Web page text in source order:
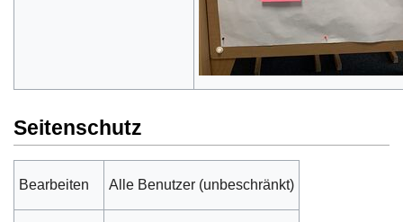
Seitenschutz
Bearbeiten Alle Benutzer (unbeschränkt)